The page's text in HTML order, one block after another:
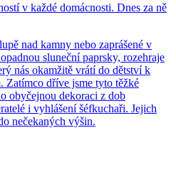
v každé domácnosti. Dnes za ně
nad kamny nebo zaprášené v
sluneční paprsky, rozehraje
nás okamžitě vrátí do dětství k
Zatímco dříve jsme tyto těžké
obyčejnou dekoraci z dob
i vyhlášení šéfkuchaři. Jejich
nečekaných výšin.